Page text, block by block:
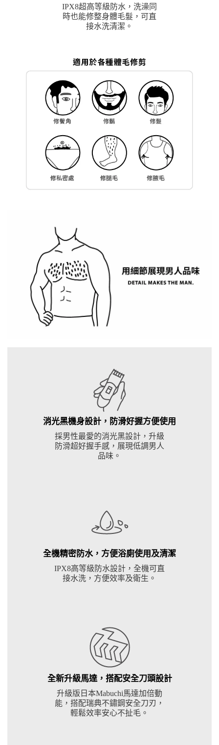
IPX8超高等級防水，洗澡同
時也能修整身體毛髮，可直
接水洗清潔。
消光黑機身設計，防滑好握方便使用
採男性最愛的消光黑設計，升級
防滑超好握手感，展現低調男人
品味。
全機精密防水，方便浴廁使用及清潔
IPX8高等級防水設計，全機可直
接水洗，方便效率及衛生。
全新升級馬達，搭配安全刀頭設計
升級版日本Mabuchi馬達加倍動
能，搭配瑞典不鏽鋼安全刀刃，
輕鬆效率安心不扯毛。